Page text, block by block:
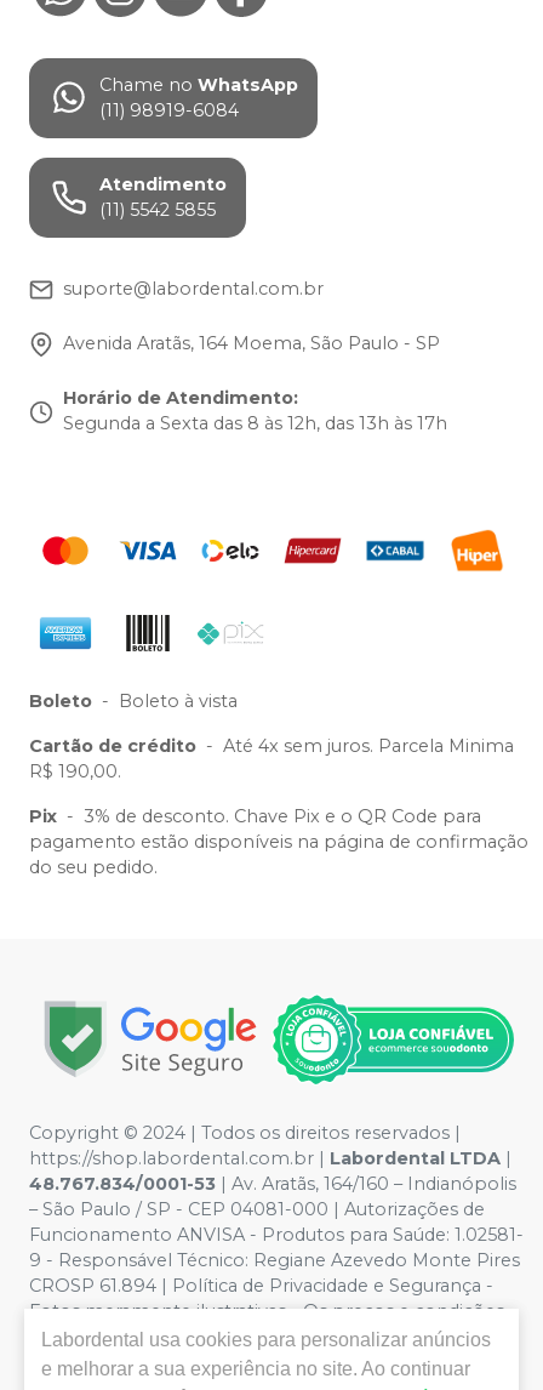
Chame no WhatsApp
(11) 98919-6084
Atendimento
(11) 5542 5855
suporte@labordental.com.br
Avenida Aratãs, 164 Moema, São Paulo - SP
Horário de Atendimento:
Segunda a Sexta das 8 às 12h, das 13h às 17h
Boleto - Boleto à vista
Cartão de crédito - Até 4x sem juros. Parcela Minima
R$ 190,00.
Pix - 3% de desconto. Chave Pix e o QR Code para
pagamento estão disponíveis na página de confirmação
do seu pedido.
Copyright © 2024 | Todos os direitos reservados |
https://shop.labordental.com.br | Labordental LTDA |
48.767.834/0001-53 | Av. Aratãs, 164/160 – Indianópolis
– São Paulo / SP - CEP 04081-000 | Autorizações de
Funcionamento ANVISA - Produtos para Saúde: 1.02581-
9 - Responsável Técnico: Regiane Azevedo Monte Pires
CROSP 61.894 | Política de Privacidade e Segurança -
Fotos meramente ilustrativas - Os preços e condições
da loja virtual estão sujeitos a alterações. Em caso de
divergência de preços no site, o valor válido é o do
Labordental usa cookies para personalizar anúncios
e melhorar a sua experiência no site. Ao continuar